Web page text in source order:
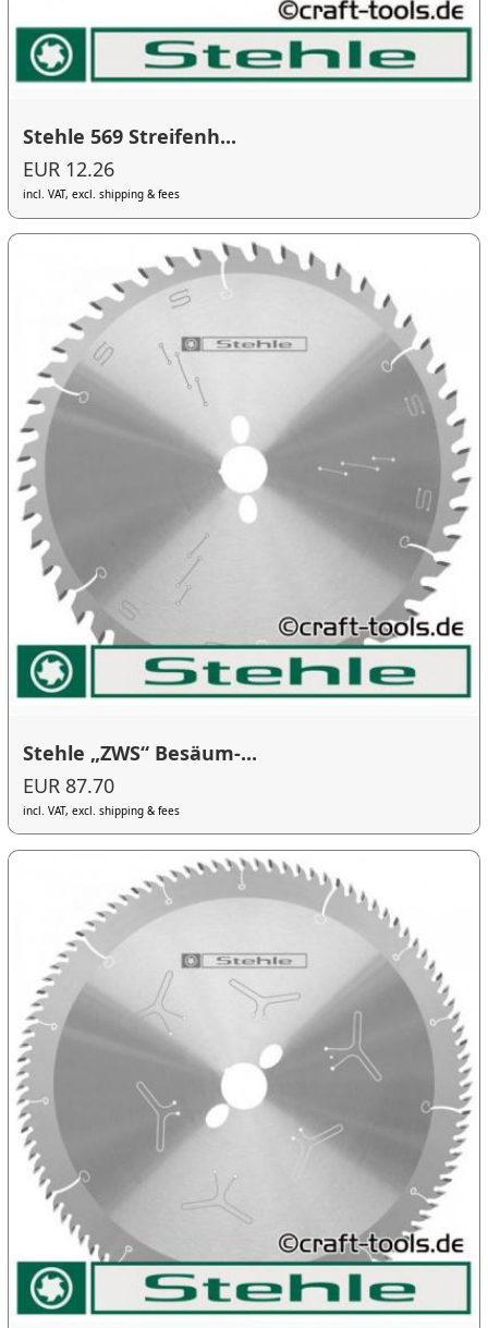
Stehle 569 Streifenh...
EUR 12.26
incl. VAT, excl. shipping & fees
Stehle „ZWS“ Besäum-...
EUR 87.70
incl. VAT, excl. shipping & fees